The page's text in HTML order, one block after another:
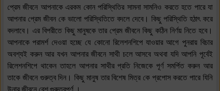
প্রেম জীবনে আপনাকে এরকম কোন পরিস্থিতির সামনা সামনিও করতে হতে পারে যা
আপনার প্রেম জীবন কে ভালো পরিস্থিতিতে বদলে দেবে। কিছু পরিস্থিতি হঠাৎ করে
বদলাবে। এর বিপরীতে কিছু মানুষকে তার প্রেম জীবনে কিছু কঠিন নির্ণয় নিতে হবে।
আপনাকে পরামর্শ দেওয়া হচ্ছে যে কোনো রিলেশনশিপে যাওয়ার আগে পুনরায় বিচার
অবশ্যই করুন আর যখন আপনার জীবনে সাথী চলে আসবে অথবা যদি আপনি পূর্বেই
রিলেশনশিপে থাকেন তাহলে আপনার সাথীর প্রতি নিজেকে পূর্ণ সমর্পিত করুন আর
তাকে জীবনে গুরুত্ব দিন। কিছু মানুষ তার বিশেষ মিত্র কে প্রপোস করতে পারে যিনি